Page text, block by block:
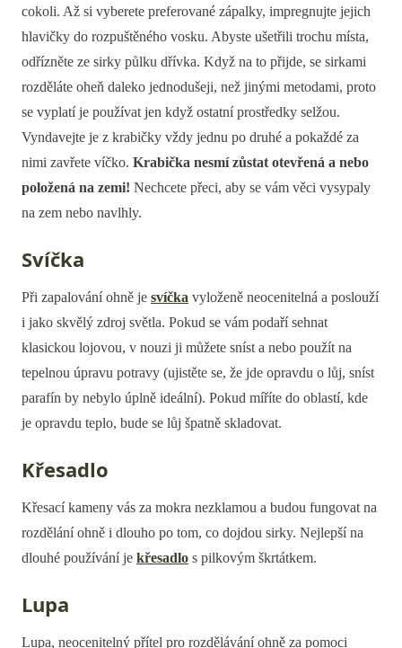
cokoli. Až si vyberete preferované zápalky, impregnujte jejich
hlavičky do rozpuštěného vosku. Abyste ušetřili trochu místa,
odřízněte ze sirky půlku dřívka. Když na to přijde, se sirkami
rozděláte oheň daleko jednodušeji, než jinými metodami, proto
se vyplatí je používat jen když ostatní prostředky selžou.
Vyndavejte je z krabičky vždy jednu po druhé a pokaždé za
nimi zavřete víčko. Krabička nesmí zůstat otevřená a nebo
položená na zemi! Nechcete přeci, aby se vám věci vysypaly
na zem nebo navlhly.
Svíčka
Při zapalování ohně je svíčka vyloženě neocenitelná a poslouží
i jako skvělý zdroj světla. Pokud se vám podaří sehnat
klasickou lojovou, v nouzi ji můžete sníst a nebo použít na
tepelnou úpravu potravy (ujistěte se, že jde opravdu o lůj, sníst
parafín by nebylo úplně ideální). Pokud míříte do oblastí, kde
je opravdu teplo, bude se lůj špatně skladovat.
Křesadlo
Křesací kameny vás za mokra nezklamou a budou fungovat na
rozdělání ohně i dlouho po tom, co dojdou sirky. Nejlepší na
dlouhé používání je křesadlo s pilkovým škrtátkem.
Lupa
Lupa, neocenitelný přítel pro rozdělávání ohně za pomoci